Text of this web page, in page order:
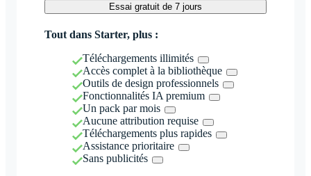
Essai gratuit de 7 jours
Tout dans Starter, plus :
Téléchargements illimités
Accès complet à la bibliothèque
Outils de design professionnels
Fonctionnalités IA premium
Un pack par mois
Aucune attribution requise
Téléchargements plus rapides
Assistance prioritaire
Sans publicités